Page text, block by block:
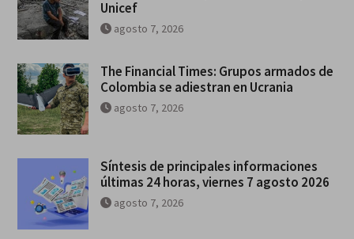
Unicef
agosto 7, 2026
The Financial Times: Grupos armados de
Colombia se adiestran en Ucrania
agosto 7, 2026
Síntesis de principales informaciones
últimas 24 horas, viernes 7 agosto 2026
agosto 7, 2026